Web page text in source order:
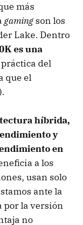
más
gaming son los
Lake. Dentro
es una
del
que el
híbrida,
y
en
a los
usan solo
ante la
por la versión
no